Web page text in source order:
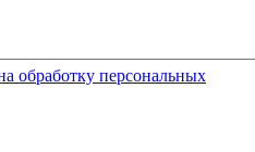
обработку персональных